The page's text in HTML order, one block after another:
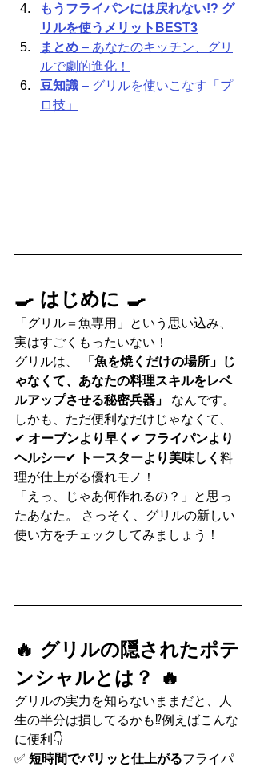
もうフライパンには戻れない!? グ
リルを使うメリットBEST3
まとめ – あなたのキッチン、グリ
ルで劇的進化！
豆知識 – グリルを使いこなす「プ
ロ技」
🍳 はじめに 🍳
「グリル＝魚専用」という思い込み、
実はすごくもったいない！
グリルは、
「魚を焼くだけの場所」じ
ゃなくて、あなたの料理スキルをレベ
ルアップさせる秘密兵器」
なんです。
しかも、ただ便利なだけじゃなくて、
✔ オーブンより早く ✔ フライパンより
ヘルシー✔ トースターより美味しく 料
理が仕上がる優れモノ！
「えっ、じゃあ何作れるの？」と思っ
たあなた。 さっそく、グリルの新しい
使い方をチェックしてみましょう！
🔥 グリルの隠されたポテ
ンシャルとは？ 🔥
グリルの実力を知らないままだと、人
生の半分は損してるかも⁉例えばこんな
に便利👇
✅ 短時間でパリッと仕上がるフライパ